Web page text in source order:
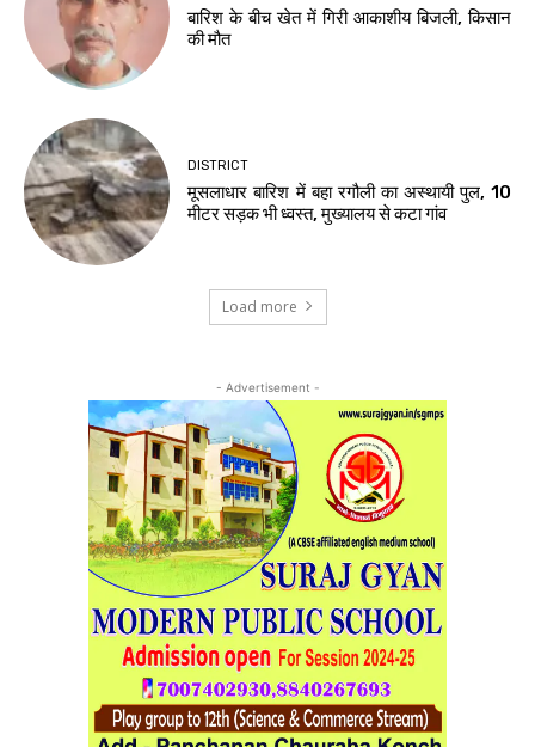
बारिश के बीच खेत में गिरी आकाशीय बिजली, किसान
की मौत
DISTRICT
मूसलाधार बारिश में बहा रगौली का अस्थायी पुल, 10
मीटर सड़क भी ध्वस्त, मुख्यालय से कटा गांव
Load more
- Advertisement -